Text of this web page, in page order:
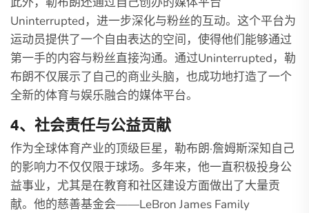
Uninterrupted，进一步深化与粉丝的互动。这个平台为
运动员提供了一个自由表达的空间，使得他们能够通过
第一手的内容与粉丝直接沟通。通过Uninterrupted，勒
布朗不仅展示了自己的商业头脑，也成功地打造了一个
全新的体育与娱乐融合的媒体平台。
4、社会责任与公益贡献
作为全球体育产业的顶级巨星，勒布朗·詹姆斯深知自己
的影响力不仅仅限于球场。多年来，他一直积极投身公
益事业，尤其是在教育和社区建设方面做出了大量贡
献。他的慈善基金会——LeBron James Family